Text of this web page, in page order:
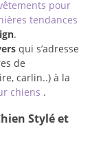
pour
tendances
.
qui s’adresse
de
carlin..) à la
chiens .
Stylé et